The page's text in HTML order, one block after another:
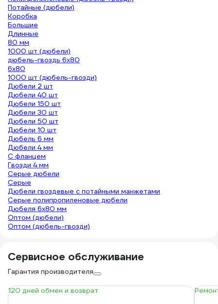
Потайные (дюбели)
Коробка
Большие
Длинные
80 мм
1000 шт (дюбели)
дюбель-гвоздь 6х80
6х80
1000 шт (дюбель-гвозди)
Дюбели 2 шт
Дюбели 40 шт
Дюбели 150 шт
Дюбели 30 шт
Дюбели 50 шт
Дюбели 10 шт
Дюбель 6 мм
Дюбели 4 мм
С фланцем
Гвозди 4 мм
Серые дюбели
Серые
Дюбели гвоздевые с потайными манжетами
Серые полипропиленовые дюбели
Дюбеля 6х80 мм
Оптом (дюбели)
Оптом (дюбель-гвозди)
Сервисное обслуживание
Гарантия производителя
120 дней обмен и возврат